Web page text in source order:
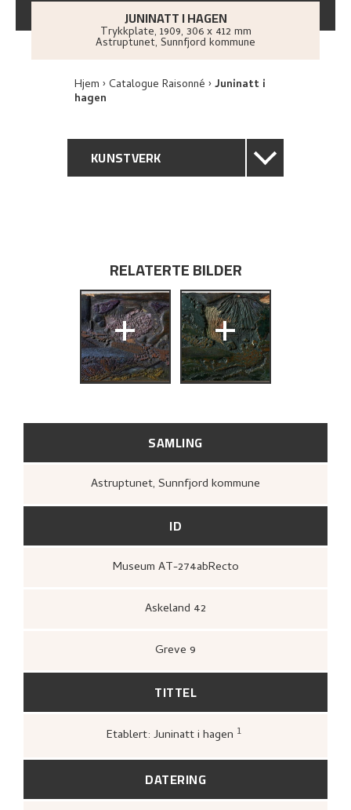
JUNINATT I HAGEN
Trykkplate, 1909, 306 x 412 mm
Astruptunet, Sunnfjord kommune
Hjem Catalogue Raisonné Juninatt i
hagen
KUNSTVERK
PROVENIENS
KUNSTNERENS NOTAT
BIBLIOGRAFI
SAMLING
Astruptunet, Sunnfjord kommune
ID
Museum AT-274abRecto
Askeland 42
Greve 9
TITTEL
Etablert: Juninatt i hagen 1
96.
DATERING
RELATERTE BILDER
+ +